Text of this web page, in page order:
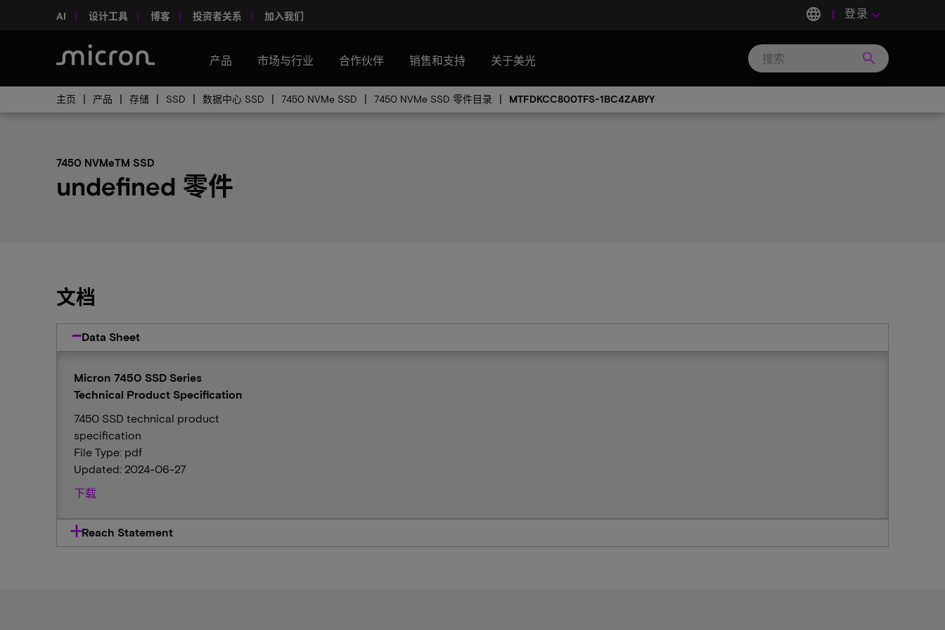
AI 设计工具 博客 投资者关系 加入我们 language 登录 keyboard_arrow_down
产品 市场与行业 合作伙伴 销售和支持 关于美光 search
主页 产品 存储 SSD 数据中心 SSD 7450 NVMe SSD 7450 NVMe SSD 零件目录 MTFDKCC800TFS-1BC4ZABYY
7450 NVMeTM SSD
undefined 零件
文档
Data Sheet
Micron 7450 SSD Series
Technical Product Specification
7450 SSD technical product
specification
File Type: pdf
Updated: 2024-06-27
下载
Reach Statement